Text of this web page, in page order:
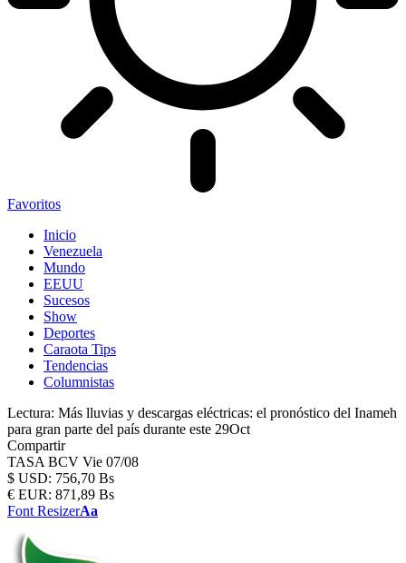
Favoritos
Inicio
Venezuela
Mundo
EEUU
Sucesos
Show
Deportes
Caraota Tips
Tendencias
Columnistas
Lectura: Más lluvias y descargas eléctricas: el pronóstico del Inameh
para gran parte del país durante este 29Oct
Compartir
TASA BCV Vie 07/08
$ USD: 756,70 Bs
€ EUR: 871,89 Bs
Font ResizerAa